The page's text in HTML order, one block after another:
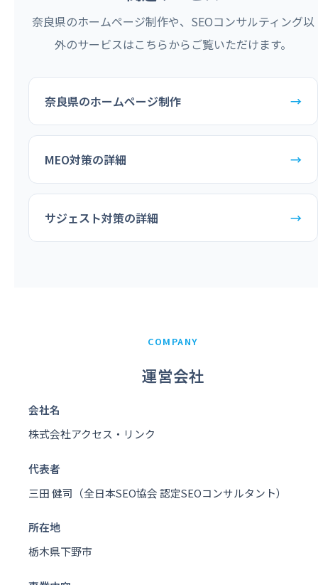
奈良県のホームページ制作や、SEOコンサルティング以
外のサービスはこちらからご覧いただけます。
奈良県のホームページ制作 →
MEO対策の詳細 →
サジェスト対策の詳細 →
COMPANY
運営会社
会社名
株式会社アクセス・リンク
代表者
三田 健司（全日本SEO協会 認定SEOコンサルタント）
所在地
栃木県下野市